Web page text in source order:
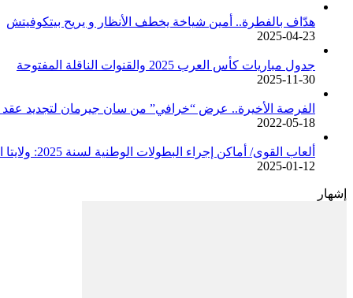
هدّاف بالفطرة.. أمين شياخة يخطف الأنظار و يريح بيتكوفيتش
2025-04-23
جدول مباريات كأس العرب 2025 والقنوات الناقلة المفتوحة
2025-11-30
الفرصة الأخيرة.. عرض “خرافي” من سان جيرمان لتجديد عقد
2022-05-18
ألعاب القوى/ أماكن إجراء البطولات الوطنية لسنة 2025: ولايتا الجزائر وبجاية تحتضنان أغلبية المسابقات /اتحادية/
2025-01-12
إشهار